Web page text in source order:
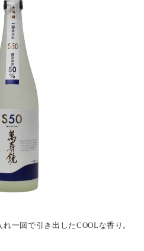
一回で引き出したCOOLな香り。